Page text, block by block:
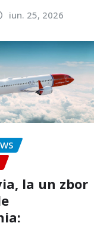
iun. 25, 2026
la un zbor